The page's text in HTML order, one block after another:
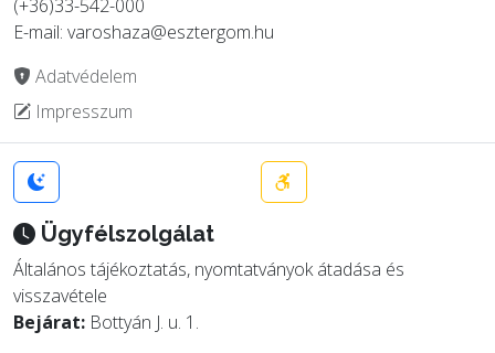
(+36)33-542-000
E-mail: varoshaza@esztergom.hu
Adatvédelem
Impresszum
Ügyfélszolgálat
Általános tájékoztatás, nyomtatványok átadása és
visszavétele
Bejárat: Bottyán J. u. 1.